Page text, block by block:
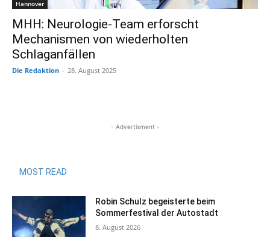
Hannover
MHH: Neurologie-Team erforscht
Mechanismen von wiederholten
Schlaganfällen
Die Redaktion - 28. August 2025
- Advertisment -
MOST READ
Robin Schulz begeisterte beim
Sommerfestival der Autostadt
8. August 2026